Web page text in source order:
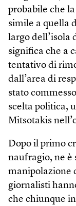
probabile che
simile a quella
largo dell’isola
significa che a
tentativo di
dall’area di
stato
scelta politica,
Mitsotakis
Dopo il primo
naufragio, ne è
manipolazione
giornalisti
che chiunque